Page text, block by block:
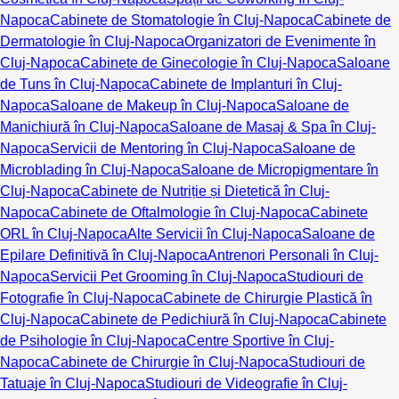
NapocaCabinete de Stomatologie în Cluj-NapocaCabinete de
Dermatologie în Cluj-NapocaOrganizatori de Evenimente în
Cluj-NapocaCabinete de Ginecologie în Cluj-NapocaSaloane
de Tuns în Cluj-NapocaCabinete de Implanturi în Cluj-
NapocaSaloane de Makeup în Cluj-NapocaSaloane de
Manichiură în Cluj-NapocaSaloane de Masaj & Spa în Cluj-
NapocaServicii de Mentoring în Cluj-NapocaSaloane de
Microblading în Cluj-NapocaSaloane de Micropigmentare în
Cluj-NapocaCabinete de Nutriție și Dietetică în Cluj-
NapocaCabinete de Oftalmologie în Cluj-NapocaCabinete
ORL în Cluj-NapocaAlte Servicii în Cluj-NapocaSaloane de
Epilare Definitivă în Cluj-NapocaAntrenori Personali în Cluj-
NapocaServicii Pet Grooming în Cluj-NapocaStudiouri de
Fotografie în Cluj-NapocaCabinete de Chirurgie Plastică în
Cluj-NapocaCabinete de Pedichiură în Cluj-NapocaCabinete
de Psihologie în Cluj-NapocaCentre Sportive în Cluj-
NapocaCabinete de Chirurgie în Cluj-NapocaStudiouri de
Tatuaje în Cluj-NapocaStudiouri de Videografie în Cluj-